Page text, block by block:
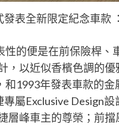
表全新限定紀念車款
的便是在前保險桿、
，以近似香檳色調的
1993年發表車款的
屬Exclusive Design
層峰車主的尊榮；前